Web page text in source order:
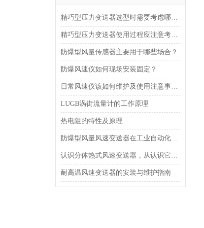
精巧型压力变送器选型时需要考虑哪些因素？
精巧型压力变送器使用过程应注意考虑什么？
防爆型风量传感器主要用于哪些场合？
防爆风速仪如何现场安装固定？
日常风速仪该如何维护及使用注意事项是什么呢？
LUGB涡街流量计的工作原理
热电阻的特性及原理
防爆型风量风速变送器在工业自动化中的应用领域
认识分体热式风速变送器，从认识它的功能特点开始
耐高温风速变送器的安装与维护指南